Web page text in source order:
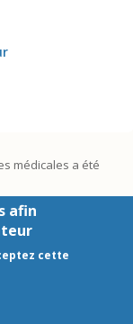
médicales a été
afin
cette